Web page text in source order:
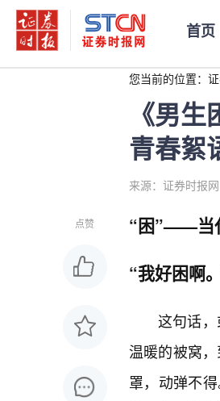
首页
您当前的位置：
《男
青春絮
来源：证券时报网
点赞
“困”——当
“我好困啊
这句话
温暖的被窝
罩，动弹不